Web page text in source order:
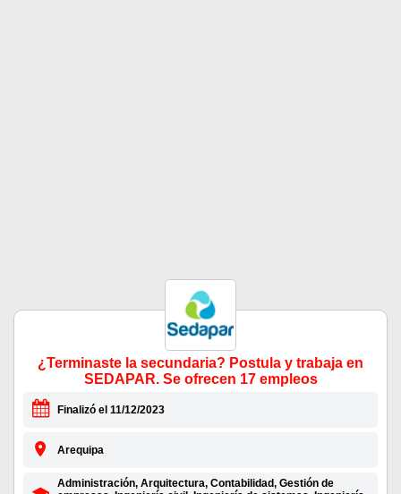
¿Terminaste la secundaria? Postula y trabaja en
SEDAPAR. Se ofrecen 17 empleos
Finalizó el 11/12/2023
Arequipa
Administración, Arquitectura, Contabilidad, Gestión de